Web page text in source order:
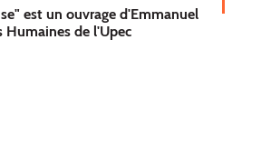
est un ouvrage d'Emmanuel
Humaines de l'Upec